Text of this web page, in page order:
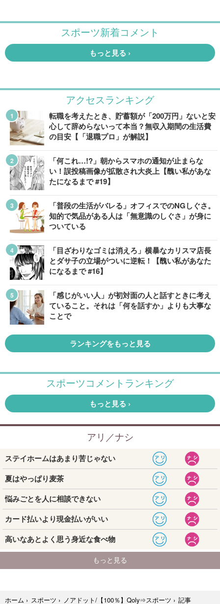
アクセスランキング
転職を考えたとき、貯蓄額が「200万円」ないと安
心して辞めらないって本当？無収入期間の生活費
の目安【「退職プロ」が解説】
「何これ…!?」朝からスマホの通知が止まらな
い！誤投稿画像が拡散され大炎上【醜い私があな
たになるまで #19】
「普段の生活がバレる」オフィスでのNGしぐさ。
知的で気品がある人は「無意識のしぐさ」が身に
ついている
「目ざわりなゴミは消えろ」横暴なカリスマ店長
とダサ子の立場がついに逆転！【醜い私があなた
になるまで #16】
「感じがいい人」が初対面の人と話すときに考え
ていること。それは「何を話すか」よりも大事な
ことで
ランキングをもっと見る
ホーム › スポーツ › ノアドット/【100％】Qoly⇒スポーツ › 記事